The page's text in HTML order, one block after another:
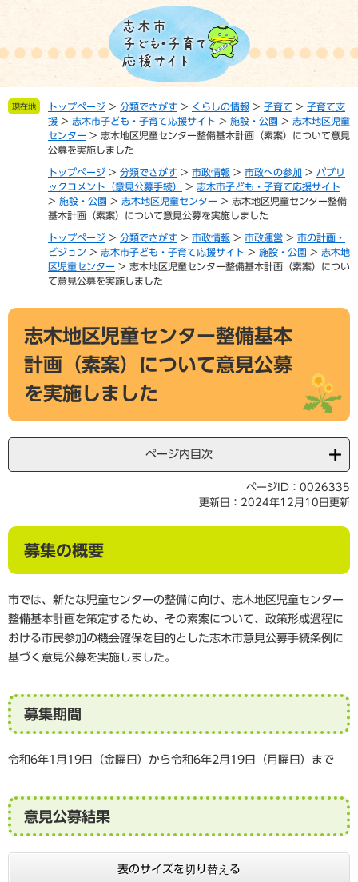
の
で
ー
ば 現在地 トップページ > 分類でさがす > くらしの情報 > 子育て > 子育て支
援 > 志木市子ども・子育て応援サイト > 施設・公園 > 志木地区児童
センター > 志木地区児童センター整備基本計画（素案）について意見
公募を実施しました
トップページ > 分類でさがす > 市政情報 > 市政への参加 > パブリ
ックコメント（意見公募手続）
> 志木市子ども・子育て応援サイト
> 施設・公園 > 志木地区児童センター > 志木地区児童センター整備
基本計画（素案）について意見公募を実施しました
トップページ > 分類でさがす > 市政情報 > 市政運営 > 市の計画・
ビジョン > 志木市子ども・子育て応援サイト > 施設・公園 > 志木地
区児童センター > 志木地区児童センター整備基本計画（素案）につい
て意見公募を実施しました
本
志木地区児童センター整備基本
計画（素案）について意見公募
を実施しました
ページ内目次
ページID：0026335
更新日：2024年12月10日更新
募集の概要
市では、新たな児童センターの整備に向け、志木地区児童センター
整備基本計画を策定するため、その素案について、政策形成過程に
おける市民参加の機会確保を目的とした志木市意見公募手続条例に
基づく意見公募を実施しました。
募集期間
令和6年1月19日（金曜日）から令和6年2月19日（月曜日）まで
意見公募結果
表のサイズを切り替える